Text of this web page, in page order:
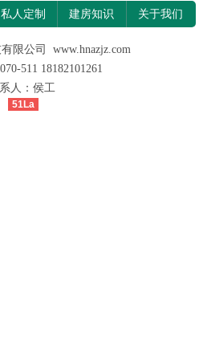
私人定制 建房知识 关于我们
限公司 www.hnazjz.com
511 18182101261
人：侯工
51La